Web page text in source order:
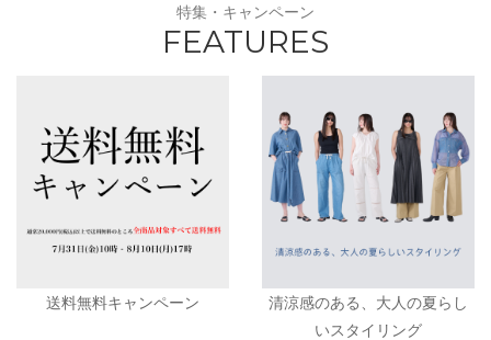
特集・キャンペーン
FEATURES
送料無料キャンペーン
清涼感のある、大人の夏らし
いスタイリング